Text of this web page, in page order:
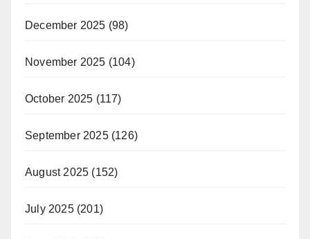
December 2025 (98)
November 2025 (104)
October 2025 (117)
September 2025(126)
August 2025 (152)
July 2025(201)